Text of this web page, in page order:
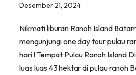
Desember 21, 2024
Nikmati liburan Ranoh Island
mengunjungi one day tour pulau
hari ! Tempat Pulau Ranoh Island
luas luas 43 hektar di pulau ranoh